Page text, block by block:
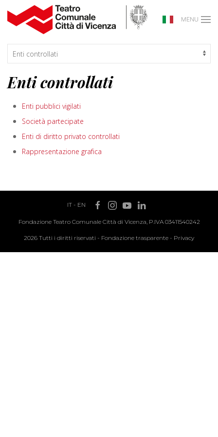
MENU
Enti controllati
Enti pubblici vigilati
Società partecipate
Enti di diritto privato controllati
Rappresentazione grafica
IT- EN
Fondazione Teatro Comunale Città di Vicenza, P.IVA 03411540242
2026 Tutti i diritti riservati - Fondazione trasparente - Privacy